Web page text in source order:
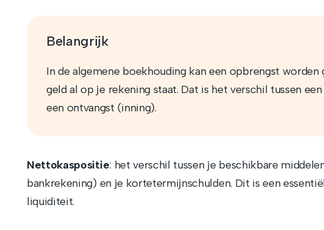
Belangrijk
In de algemene boekhouding kan een opbrengst
geld al op je rekening staat. Dat is het verschil tussen
een ontvangst (inning).
Nettokaspositie: het verschil tussen je beschikbare
bankrekening) en je kortetermijnschulden. Dit is een
liquiditeit.